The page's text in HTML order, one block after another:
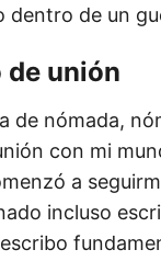
dentro de un
de unión
de nómada,
con mi
a
incluso